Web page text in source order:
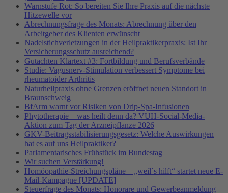
Warnstufe Rot: So bereiten Sie Ihre Praxis auf die nächste
Hitzewelle vor
Abrechnungsfrage des Monats: Abrechnung über den
Arbeitgeber des Klienten erwünscht
Nadelstichverletzungen in der Heilpraktikerpraxis: Ist Ihr
Versicherungsschutz ausreichend?
Gutachten Klartext #3: Fortbildung und Berufsverbände
Studie: Vagusnerv-Stimulation verbessert Symptome bei
rheumatoider Arthritis
Naturheilpraxis ohne Grenzen eröffnet neuen Standort in
Braunschweig
BfArm warnt vor Risiken von Drip-Spa-Infusionen
Phytotherapie – was heilt denn da? VUH-Social-Media-
Aktion zum Tag der Arzneipflanze 2026
GKV-Beitragsstabilisierungsgesetz: Welche Auswirkungen
hat es auf uns Heilpraktiker?
Parlamentarisches Frühstück im Bundestag
Wir suchen Verstärkung!
Homöopathie-Streichungspläne – „weil´s hilft“ startet neue E-
Mail-Kampagne [UPDATE]
Steuerfrage des Monats: Honorare und Gewerbeanmeldung